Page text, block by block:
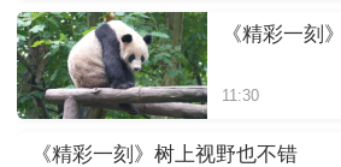
《精彩一刻
11:30
《精彩一刻》树上视野也不错